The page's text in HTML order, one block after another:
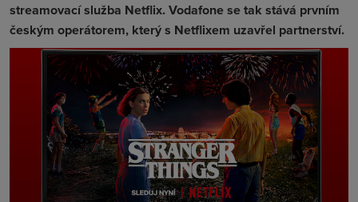
streamovací služba Netflix. Vodafone se tak stává prvním
českým operátorem, který s Netflixem uzavřel partnerství.